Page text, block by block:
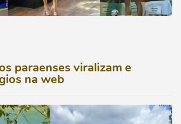
paraenses viralizam e
na web